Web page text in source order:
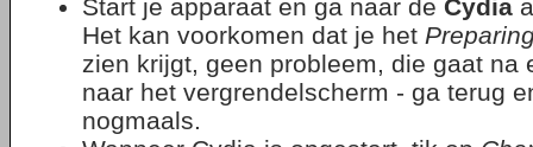
Start je apparaat en ga naar de Cydia
Het kan voorkomen dat je het
zien krijgt, geen probleem, die gaat na
naar het vergrendelscherm - ga terug
nogmaals.